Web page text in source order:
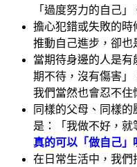
「過度努力的自己」
擔心犯錯或失敗的時
推動自己進步，卻也
當期待身邊的人是
期不待，沒有傷害」
我們當然也會忍不住
同樣的父母、同樣
是：「我做不好，
真的可以「做自己」
在日常生活中，我們